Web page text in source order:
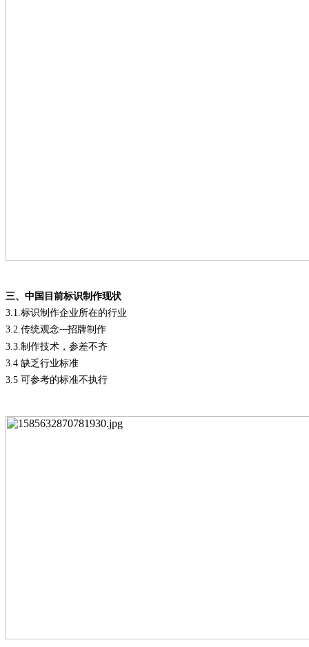
三、中国目前标识制作现状
3.1. 标识制作企业所在的行业
3.2. 传统观念---招牌制作
3.3. 制作技术，参差不齐
3.4 缺乏行业标准
3.5 可参考的标准不执行